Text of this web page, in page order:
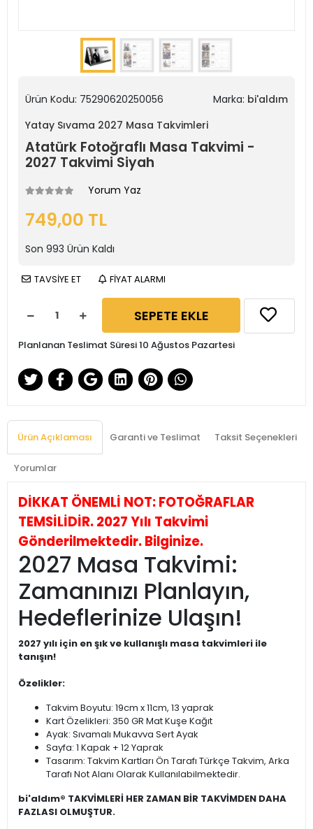
Ürün Kodu: 75290620250056 Marka: bi'aldım
Yatay Sıvama 2027 Masa Takvimleri
Atatürk Fotoğraflı Masa Takvimi -
2027 Takvimi Siyah
Yorum Yaz
749,00 TL
Son 993 Ürün Kaldı
TAVSİYE ET FİYAT ALARMI
SEPETE EKLE
Planlanan Teslimat Süresi 10 Ağustos Pazartesi
Ürün Açıklaması Garanti ve Teslimat Taksit Seçenekleri
Yorumlar
DİKKAT ÖNEMLİ NOT: FOTOĞRAFLAR
TEMSİLİDİR. 2027 Yılı Takvimi
Gönderilmektedir. Bilginize.
2027 Masa Takvimi:
Zamanınızı Planlayın,
Hedeflerinize Ulaşın!
2027 yılı için en şık ve kullanışlı masa takvimleri ile
tanışın!
Özelikler:
Takvim Boyutu: 19cm x 11cm, 13 yaprak
Kart Özelikleri: 350 GR Mat Kuşe Kağıt
Ayak: Sıvamalı Mukavva Sert Ayak
Sayfa: 1 Kapak + 12 Yaprak
Tasarım: Takvim Kartları Ön Tarafı Türkçe Takvim, Arka
Tarafı Not Alanı Olarak Kullanılabilmektedir.
bi'aldım® TAKVİMLERİ HER ZAMAN BİR TAKVİMDEN DAHA
FAZLASI OLMUŞTUR.